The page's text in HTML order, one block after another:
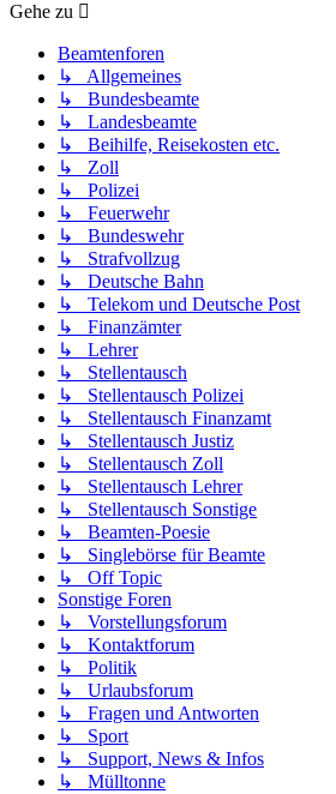
Gehe zu
Beamtenforen
↳ Allgemeines
↳ Bundesbeamte
↳ Landesbeamte
↳ Beihilfe, Reisekosten etc.
↳ Zoll
↳ Polizei
↳ Feuerwehr
↳ Bundeswehr
↳ Strafvollzug
↳ Deutsche Bahn
↳ Telekom und Deutsche Post
↳ Finanzämter
↳ Lehrer
↳ Stellentausch
↳ Stellentausch Polizei
↳ Stellentausch Finanzamt
↳ Stellentausch Justiz
↳ Stellentausch Zoll
↳ Stellentausch Lehrer
↳ Stellentausch Sonstige
↳ Beamten-Poesie
↳ Singlebörse für Beamte
↳ Off Topic
Sonstige Foren
↳ Vorstellungsforum
↳ Kontaktforum
↳ Politik
↳ Urlaubsforum
↳ Fragen und Antworten
↳ Sport
↳ Support, News & Infos
↳ Mülltonne